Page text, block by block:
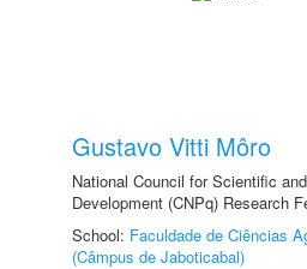
Gustavo Vitti Môro
National Council for Scientific
Development (CNPq) Research
School: Faculdade de Ciências
(Câmpus de Jaboticabal)